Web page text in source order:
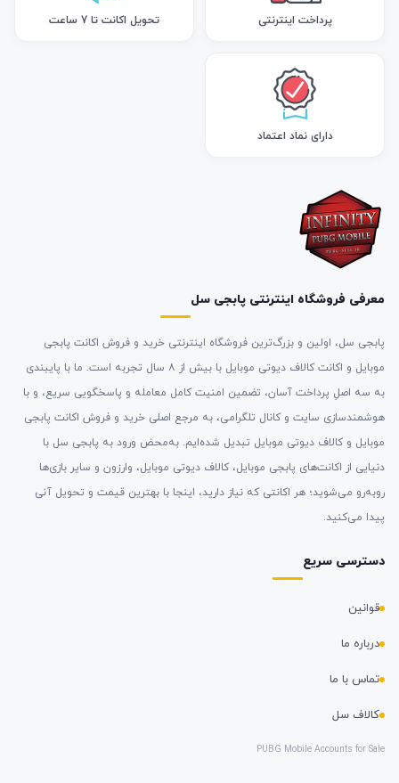
پرداخت اینترنتی تحویل اکانت تا 7 ساعت
دارای نماد اعتماد
معرفی فروشگاه اینترنتی پابجی سل
پابجی سل، اولین و بزرگ‌ترین فروشگاه اینترنتی خرید و فروش اکانت پابجی
موبایل و اکانت کالاف دیوتی موبایل با بیش از ۸ سال تجربه است. ما با پایبندی
به سه اصلِ پرداخت آسان، تضمین امنیت کامل معامله و پاسخگویی سریع، و با
هوشمندسازی سایت و کانال تلگرامی، به مرجع اصلی خرید و فروش اکانت پابجی
موبایل و کالاف دیوتی موبایل تبدیل شده‌ایم. به‌محض ورود به پابجی سل با
دنیایی از اکانت‌های پابجی موبایل، کالاف دیوتی موبایل، وارزون و سایر بازی‌ها
روبه‌رو می‌شوید؛ هر اکانتی که نیاز دارید، اینجا با بهترین قیمت و تحویل آنی
پیدا می‌کنید.
دسترسی سریع
قوانین
درباره ما
تماس با ما
کالاف سل
PUBG Mobile Accounts for Sale